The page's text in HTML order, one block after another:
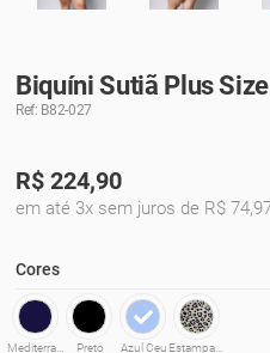
Biquíni Sutiã Plus
Ref: B82-027
R$ 224,90
em até 3x sem juros de R$
Cores
Preto Azul Ceu